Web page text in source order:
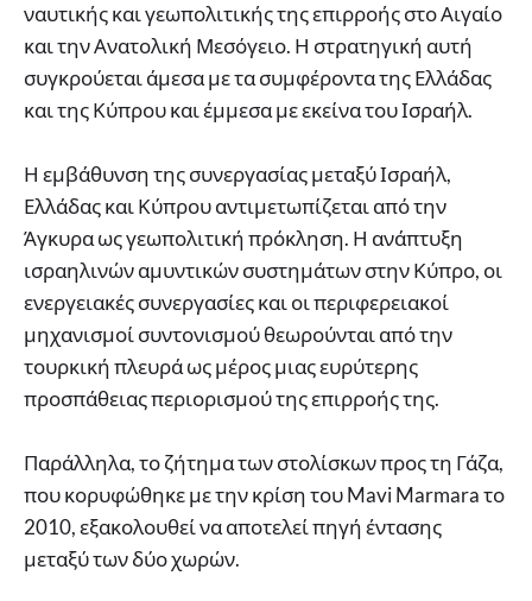
ναυτικής και γεωπολιτικής της επιρροής στο Αιγαίο
και την Ανατολική Μεσόγειο. Η στρατηγική αυτή
συγκρούεται άμεσα με τα συμφέροντα της Ελλάδας
και της Κύπρου και έμμεσα με εκείνα του Ισραήλ.
Η εμβάθυνση της συνεργασίας μεταξύ Ισραήλ,
Ελλάδας και Κύπρου αντιμετωπίζεται από την
Άγκυρα ως γεωπολιτική πρόκληση. Η ανάπτυξη
ισραηλινών αμυντικών συστημάτων στην Κύπρο, οι
ενεργειακές συνεργασίες και οι περιφερειακοί
μηχανισμοί συντονισμού θεωρούνται από την
τουρκική πλευρά ως μέρος μιας ευρύτερης
προσπάθειας περιορισμού της επιρροής της.
Παράλληλα, το ζήτημα των στολίσκων προς τη Γάζα,
που κορυφώθηκε με την κρίση του Mavi Marmara το
2010, εξακολουθεί να αποτελεί πηγή έντασης
μεταξύ των δύο χωρών.